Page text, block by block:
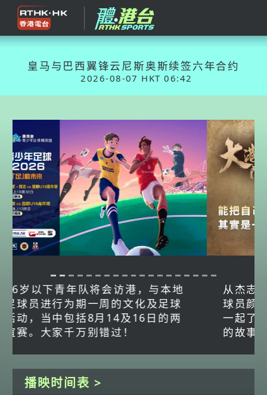
皇马与巴西翼锋云尼斯奥斯续签六年合约
2026-08-07 HKT 06:42
从杰志青年军到踏入中超赛场，香港足
球员颜卓彬一步步将兴趣转化为职业。
一起了解他毅然跳出舒适圈赴内地发展
的故事！
Previous
播映时间表 >